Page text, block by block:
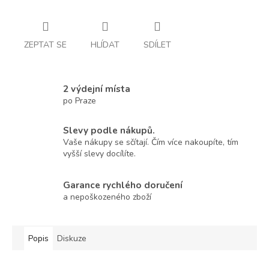
ZEPTAT SE HLÍDAT SDÍLET
2 výdejní místa
po Praze
Slevy podle nákupů.
Vaše nákupy se sčítají. Čím více nakoupíte, tím
vyšší slevy docílíte.
Garance rychlého doručení
a nepoškozeného zboží
Popis Diskuze